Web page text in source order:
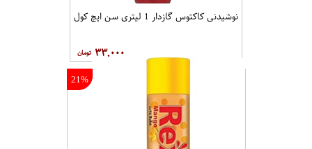
نوشیدنی کاکتوس گازدار 1 لیتری سن ایچ کول
۳۳,۰۰۰
21%